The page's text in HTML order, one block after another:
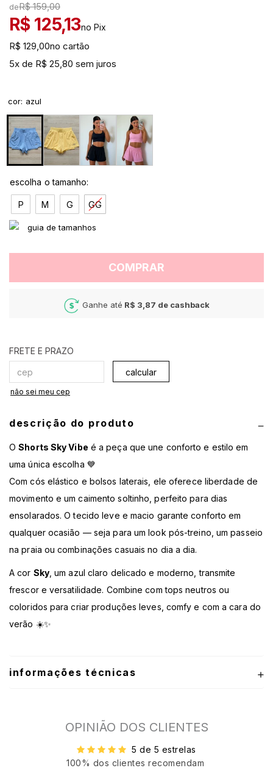
deR$ 159,00
R$ 125,13no Pix
R$ 129,00no cartão
5x de R$ 25,80 sem juros
cor: azul
P M G GG
COMPRAR
Ganhe até R$ 3,87 de cashback
calcular
não sei meu cep
descrição do produto
OShorts Sky Vibe é a peça que une conforto e estilo em
uma única escolha 💙
Com cós elástico e bolsos laterais, ele oferece liberdade de
movimento e um caimento soltinho, perfeito para dias
ensolarados. O tecido leve e macio garante conforto em
qualquer ocasião — seja para um look pós-treino, um passeio
na praia ou combinações casuais no dia a dia.
A cor Sky, um azul claro delicado e moderno, transmite
frescor e versatilidade. Combine com tops neutros ou
coloridos para criar produções leves, comfy e com a cara do
verão ☀️✨
informações técnicas
OPINIÃO DOS CLIENTES
5 de 5 estrelas
100% dos clientes recomendam